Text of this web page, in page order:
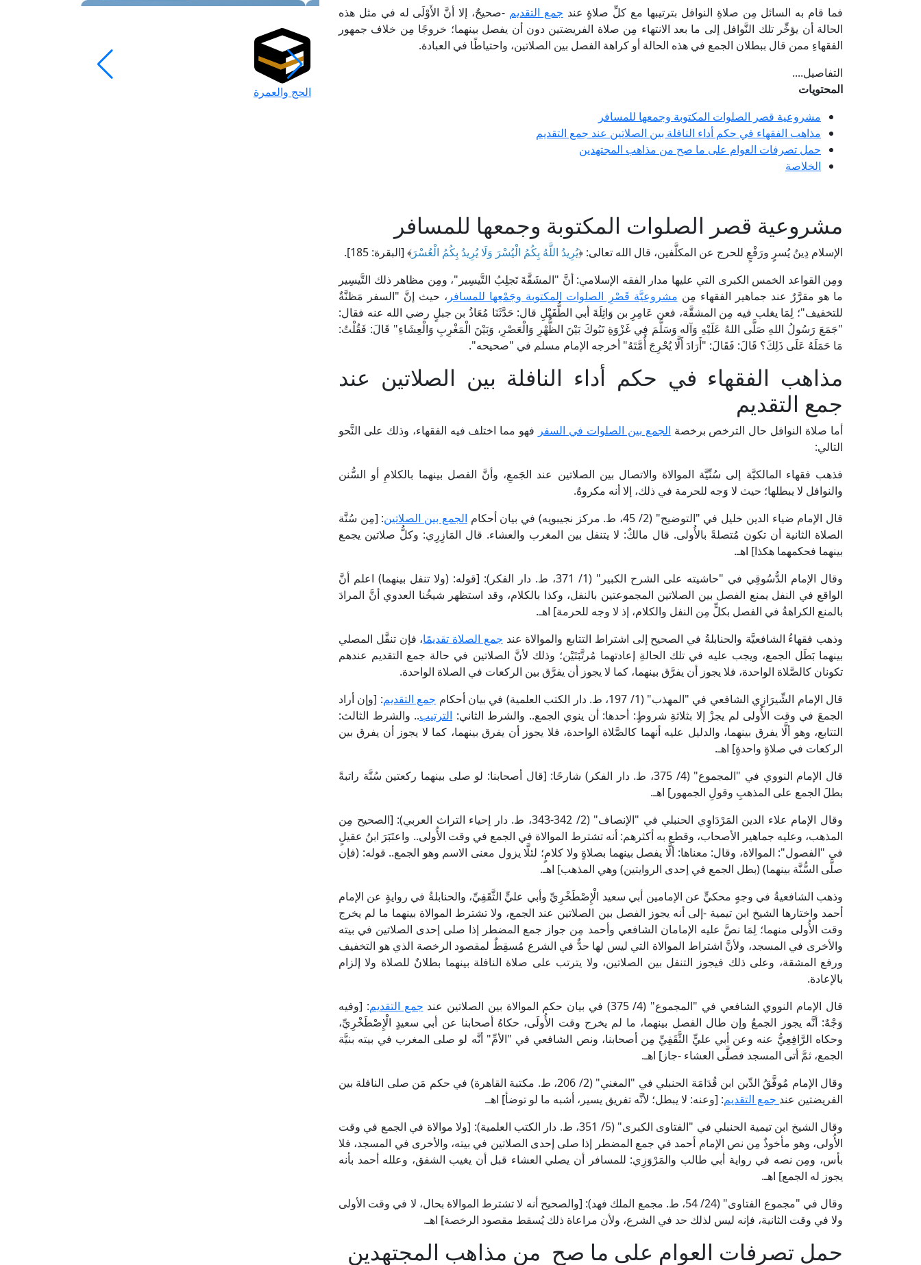
فما قام به السائل مِن صلاةِ النوافل بترتيبها مع كلِّ صلاةٍ عند جمع التقديم -صحيحٌ، إلا أنَّ الأَوْلَى له في مثل هذه
الحالة أن يؤخِّر تلك النَّوافل إلى ما بعد الانتهاء مِن صلاة الفريضتين دون أن يفصل بينهما؛ خروجًا مِن خلاف جمهور
الفقهاءِ ممن قال ببطلان الجمع في هذه الحالة أو كراهة الفصل بين الصلاتين، واحتياطًا في العبادة.
التفاصيل....
المحتويات
مشروعية قصر الصلوات المكتوبة وجمعها للمسافر
مذاهب الفقهاء في حكم أداء النافلة بين الصلاتين عند جمع التقديم
حمل تصرفات العوام على ما صح من مذاهب المجتهدين
الخلاصة
مشروعية قصر الصلوات المكتوبة وجمعها للمسافر
الإسلام دِينُ يُسرٍ ورَفْعٍ للحرج عن المكلَّفين، قال الله تعالى: ﴿يُرِيدُ اللَّهُ بِكُمُ الْيُسْرَ وَلَا يُرِيدُ بِكُمُ الْعُسْرَ﴾ [البقرة: 185].
ومِن القواعد الخمس الكبرى التي عليها مدار الفقه الإسلامي: أنَّ "المشَقَّةَ تَجلِبُ التَّيسِير"، ومِن مظاهر ذلك التَّيسِير
ما هو مقرَّرٌ عند جماهير الفقهاء مِن مشروعيَّة قَصْرِ الصلوات المكتوبة وجَمْعِها للمسافر ، حيث إنَّ "السفر مَظنَّةٌ
للتخفيف"؛ لِمَا يغلب فيه مِن المشقَّة، فعن عَامِرِ بن وَاثِلَةَ أبي الطُّفَيْلِ قال: حَدَّثَنَا مُعَاذُ بن جبلٍ رضي الله عنه فقال:
"جَمَعَ رَسُولُ اللهِ صَلَّى اللهُ عَلَيْهِ وَآله وَسَلَّمَ فِي غَزْوَةِ تَبُوكَ بَيْنَ الظُّهْرِ وَالْعَصْرِ، وَبَيْنَ الْمَغْرِبِ وَالْعِشَاءِ" قَالَ: فَقُلْتُ:
مَا حَمَلَهُ عَلَى ذَلِكَ؟ قَالَ: فَقَالَ: "أَرَادَ أَلَّا يُحْرِجَ أُمَّتَهُ" أخرجه الإمام مسلم في "صحيحه".
مذاهب الفقهاء في حكم أداء النافلة بين الصلاتين عند
جمع التقديم
أما صلاة النوافل حال الترخص برخصة الجمع بين الصلوات في السفر فهو مما اختلف فيه الفقهاء، وذلك على النَّحو
التالي:
فذهب فقهاء المالكيَّة إلى سُنِّيَّة الموالاة والاتصال بين الصلاتين عند الجَمعِ، وأنَّ الفصل بينهما بالكلامِ أو السُّنن
والنوافل لا يبطلها؛ حيث لا وَجه للحرمة في ذلك، إلا أنه مكروهٌ.
قال الإمام ضياء الدين خليل في "التوضيح" (2/ 45، ط. مركز نجيبويه) في بيان أحكام
الجمع بين الصلاتين: [مِن سُنَّة
الصلاة الثانية أن تكون مُتصلةً بالأُولى. قال مالكٌ: لا يتنفل بين المغرب والعشاء. قال المَازِرِي: وكلُّ صلاتين يجمع
بينهما فحكمهما هكذا] اهـ.
وقال الإمام الدُّسُوقِي في "حاشيته على الشرح الكبير" (1/ 371، ط. دار الفكر): [قوله: (ولا تنفل بينهما) اعلم أنَّ
الواقع في النفل يمنع الفصل بين الصلاتين المجموعتين بالنفل، وكذا بالكلام، وقد استظهر شيخُنا العدوي أنَّ المرادَ
بالمنع الكراهةُ في الفصل بكلٍّ مِن النفل والكلام، إذ لا وجه للحرمة] اهـ.
وذهب فقهاءُ الشافعيَّة والحنابلةُ في الصحيح إلى اشتراط التتابع والموالاة عند جمع الصلاة تقديمًا، فإن تنفَّل المصلي
بينهما بَطَل الجمع، ويجب عليه في تلك الحالةِ إعادتهما مُرتَّبَتَيْن؛ وذلك لأنَّ الصلاتين في حالة جمع التقديم عندهم
تكونان كالصَّلاة الواحدة، فلا يجوز أن يفرَّق بينهما، كما لا يجوز أن يفرَّق بين الركعات في الصلاة الواحدة.
قال الإمام الشِّيرَازِي الشافعي في "المهذب" (1/ 197، ط. دار الكتب العلمية) في بيان أحكام
جمع التقديم: [وإن أراد
الجمعَ في وقت الأُولى لم يجزْ إلا بثلاثةِ شروطٍ: أحدها: أن ينوي الجمع.. والشرط الثاني: الترتيب.. والشرط الثالث:
التتابع، وهو ألَّا يفرق بينهما، والدليل عليه أنهما كالصَّلاة الواحدة، فلا يجوز أن يفرق بينهما، كما لا يجوز أن يفرق بين
الركعات في صلاةٍ واحدةٍ] اهـ.
قال الإمام النووي في "المجموع" (4/ 375، ط. دار الفكر) شارحًا: [قال أصحابنا: لو صلى بينهما ركعتين سُنَّة راتبةً
بطلَ الجمع على المذهبِ وقولِ الجمهور] اهـ.
وقال الإمام علاء الدين المَرْدَاوِي الحنبلي في "الإنصاف" (2/ 342-343، ط. دار إحياء التراث العربي): [الصحيح مِن
المذهب، وعليه جماهير الأصحاب، وقطع به أكثرهم: أنه تشترط الموالاة في الجمع في وقت الأُولى.. واعتَبَرَ ابنُ عقيلٍ
في "الفصول": الموالاة، وقال: معناها: ألَّا يفصل بينهما بصلاةٍ ولا كلامٍ؛ لئلَّا يزول معنى الاسم وهو الجمع.. قوله: (فإن
صلَّى السُّنَّة بينهما) (بطل الجمع في إحدى الروايتين) وهي المذهب] اهـ.
وذهب الشافعيةُ في وجهٍ محكيٍّ عن الإمامين أبي سعيد الْإِصْطَخْرِيِّ وأبي عليٍّ الثَّقَفِيِّ، والحنابلةُ في روايةٍ عن الإمام
أحمد واختارها الشيخ ابن تيمية -إلى أنه يجوز الفصل بين الصلاتين عند الجمع، ولا تشترط الموالاة بينهما ما لم يخرج
وقت الأُولى منهما؛ لِمَا نصَّ عليه الإمامان الشافعي وأحمد مِن جواز جمع المضطر إذا صلى إحدى الصلاتين في بيته
والأخرى في المسجد، ولأنَّ اشتراط الموالاة التي ليس لها حدٌّ في الشرع مُسقِطٌ لمقصود الرخصة الذي هو التخفيف
ورفع المشقة، وعلى ذلك فيجوز التنفل بين الصلاتين، ولا يترتب على صلاة النافلة بينهما بطلانٌ للصلاة ولا إلزام
بالإعادة.
قال الإمام النووي الشافعي في "المجموع" (4/ 375) في بيان حكم الموالاة بين الصلاتين عند
جمع التقديم: [وفيه
وَجْهٌ: أنَّه يجوز الجمعُ وإن طال الفصل بينهما، ما لم يخرج وقت الأُولَى، حكاهُ أصحابنا عن أبي سعيدٍ الْإِصْطَخْرِيِّ،
وحكاه الرَّافِعِيُّ عنه وعن أبي عليٍّ الثَّقَفِيِّ مِن أصحابنا، ونص الشافعي في "الأمِّ" أنَّه لو صلى المغرب في بيته بنيَّة
الجمع، ثمَّ أتى المسجد فصلَّى العشاء -جاز] اهـ.
وقال الإمام مُوفَّقُ الدِّين ابن قُدَامَة الحنبلي في "المغني" (2/ 206، ط. مكتبة القاهرة) في حكم مَن صلى النافلة بين
الفريضتين عند جمع التقديم: [وعنه: لا يبطل؛ لأنَّه تفريق يسير، أشبه ما لو توضأ] اهـ.
وقال الشيخ ابن تيمية الحنبلي في "الفتاوى الكبرى" (5/ 351، ط. دار الكتب العلمية): [ولا موالاة في الجمع في وقت
الأُولى، وهو مأخوذٌ مِن نص الإمام أحمد في جمع المضطر إذا صلى إحدى الصلاتين في بيته، والأخرى في المسجد، فلا
بأس، ومِن نصه في رواية أبي طالب والمَرْوَزِي: للمسافر أن يصلي العشاء قبل أن يغيب الشفق، وعلله أحمد بأنه
يجوز له الجمع] اهـ.
وقال في "مجموع الفتاوى" (24/ 54، ط. مجمع الملك فهد): [والصحيح أنه لا تشترط الموالاة بحال، لا في وقت الأولى
ولا في وقت الثانية، فإنه ليس لذلك حد في الشرع، ولأن مراعاة ذلك يُسقط مقصود الرخصة] اهـ.
حمل تصرفات العوام على ما صح من مذاهب المجتهدين
الحج والعمرة